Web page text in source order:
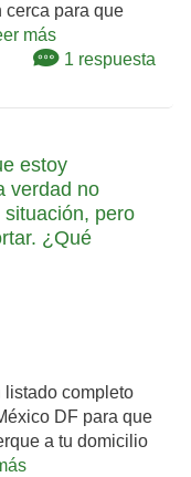
cerca para que
más
1 respuesta
estoy
verdad no
pero
¿Qué
listado completo
DF para que
a tu domicilio